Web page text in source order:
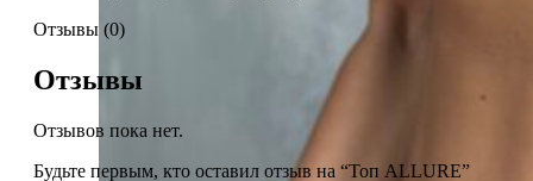
Отзывы (0)
Отзывы
Отзывов пока нет.
Будьте первым, кто оставил отзыв на “Топ ALLURE”